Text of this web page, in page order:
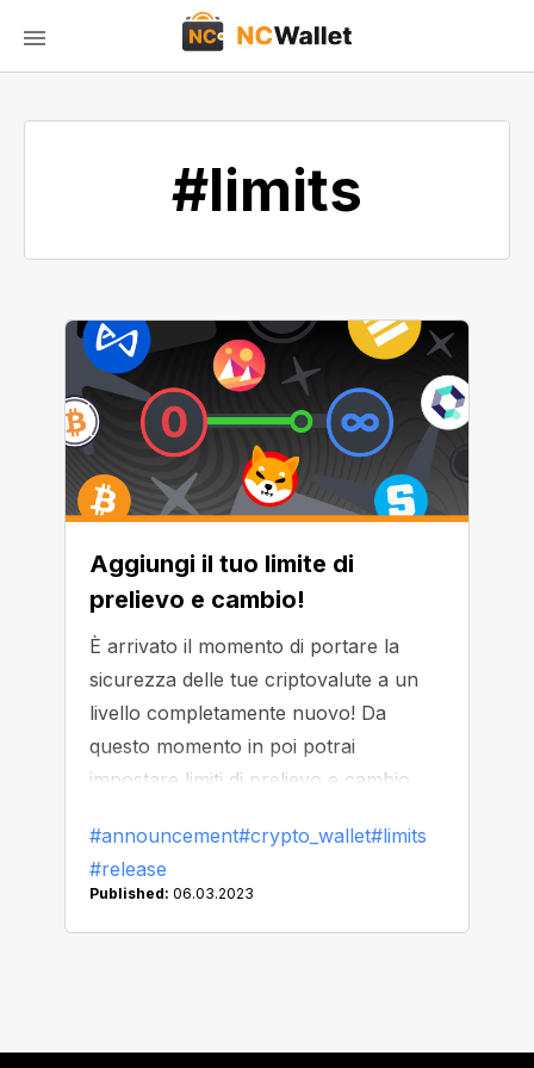
#limits
Aggiungi il tuo limite di
prelievo e cambio!
È arrivato il momento di portare la
sicurezza delle tue criptovalute a un
livello completamente nuovo! Da
questo momento in poi potrai
impostare limiti di prelievo e cambio
dei tuoi fondi!
#announcement#crypto_wallet#limits
#release
Published: 06.03.2023